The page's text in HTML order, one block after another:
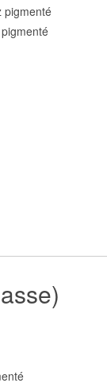
pigmenté
é
é